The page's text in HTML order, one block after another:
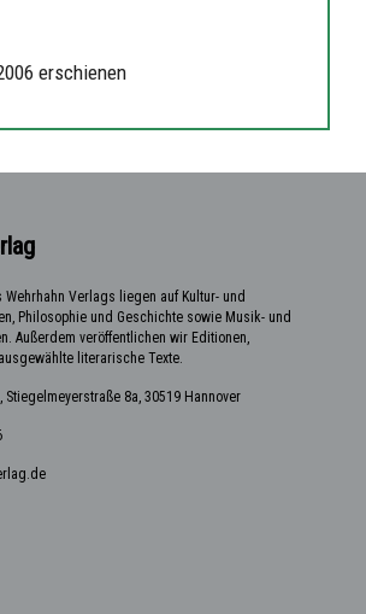
erschienen
Wehrhahn Verlags liegen auf Kultur- und
Philosophie und Geschichte sowie Musik- und
Außerdem veröffentlichen wir Editionen,
literarische Texte.
Stiegelmeyerstraße 8a, 30519 Hannover